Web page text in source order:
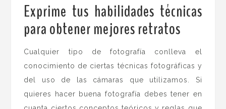
Exprime tus habilidades técnicas
para obtener mejores retratos
Cualquier tipo de fotografía conlleva el
conocimiento de ciertas técnicas fotográficas y
del uso de las cámaras que utilizamos. Si
quieres hacer buena fotografía debes tener en